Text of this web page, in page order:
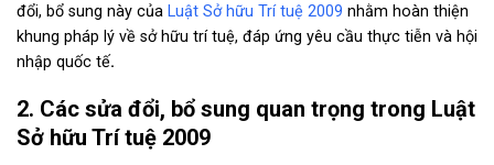
đổi, bổ sung này của Luật Sở hữu Trí tuệ 2009 nhằm hoàn thiện
khung pháp lý về sở hữu trí tuệ, đáp ứng yêu cầu thực tiễn và hội
nhập quốc tế.
2. Các sửa đổi, bổ sung quan trọng trong Luật
Sở hữu Trí tuệ 2009